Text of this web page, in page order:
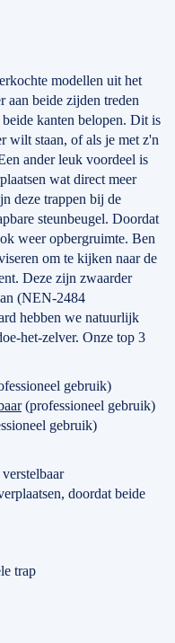
modellen uit het
aan beide zijden treden
kanten belopen. Dit is
wilt staan, of als je met z'n
ander leuk voordeel is
wat direct meer
deze trappen bij de
steunbeugel. Doordat
weer opbergruimte. Ben
om te kijken naar de
Deze zijn zwaarder
(NEN-2484
hebben we natuurlijk
het-zelver. Onze top 3
gebruik)
(professioneel gebruik)
gebruik)
doordat beide
trap